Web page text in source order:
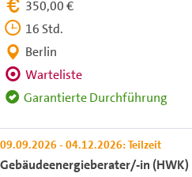
350,00 €
16 Std.
Berlin
Warteliste
Garantierte Durchführung
09.09.2026 - 04.12.2026: Teilzeit
Gebäudeenergieberater/-in (HWK)